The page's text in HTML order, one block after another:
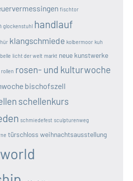
fischtor
glockenstuhl handlauf
klangschmiede kolbermoor kuh
licht der welt markt neue kunstwerke
rollen rosen- und kulturwoche
bischofszell
schellenkurs
schmiedefest sculpturenweg
türschloss weihnachtsausstellung
world